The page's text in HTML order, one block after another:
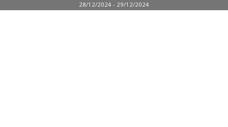
28/12/2024 - 29/12/2024